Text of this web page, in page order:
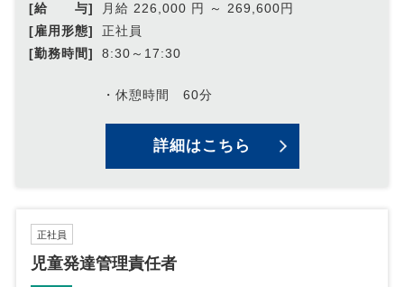
[給 与]
月給 226,000 円 ～ 269,600円
[雇用形態]
正社員
[勤務時間]
8:30～17:30
・休憩時間 60分
詳細はこちら
正社員
児童発達管理責任者